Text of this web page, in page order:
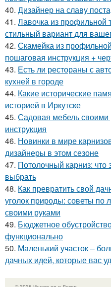
40. Дизайнер на славу
41. Лавочка из профильной
стильный вариант для
42. Скамейка из
пошаговая инструкция +
43. Есть ли рестораны с
кухней в городе
44. Какие исторические
историей в Иркутске
45. Садовая мебель своими
инструкция
46. Новинки в мире
дизайнеры в этом сезоне
47. Потолочный карниз: что
выбрать
48. Как превратить свой
уголок природы: советы по
своими руками
49. Бюджетное
функционально
50. Маленький участок –
дачных идей, которые вас